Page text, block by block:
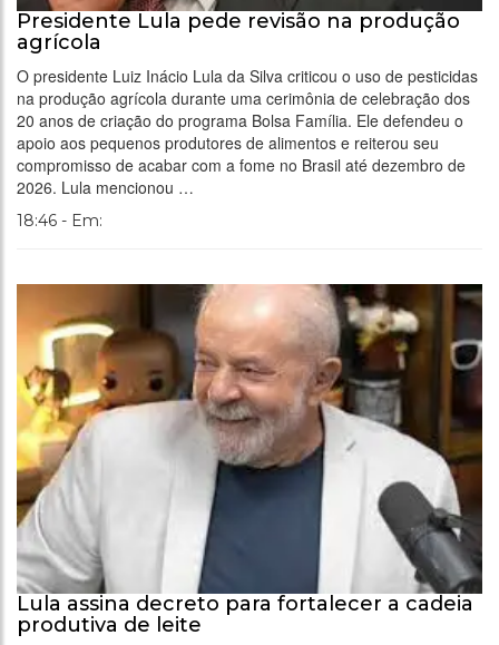
Presidente Lula pede revisão na produção
agrícola
O presidente Luiz Inácio Lula da Silva criticou o uso de pesticidas
na produção agrícola durante uma cerimônia de celebração dos
20 anos de criação do programa Bolsa Família. Ele defendeu o
apoio aos pequenos produtores de alimentos e reiterou seu
compromisso de acabar com a fome no Brasil até dezembro de
2026. Lula mencionou …
18:46 - Em:
Lula assina decreto para fortalecer a cadeia
produtiva de leite